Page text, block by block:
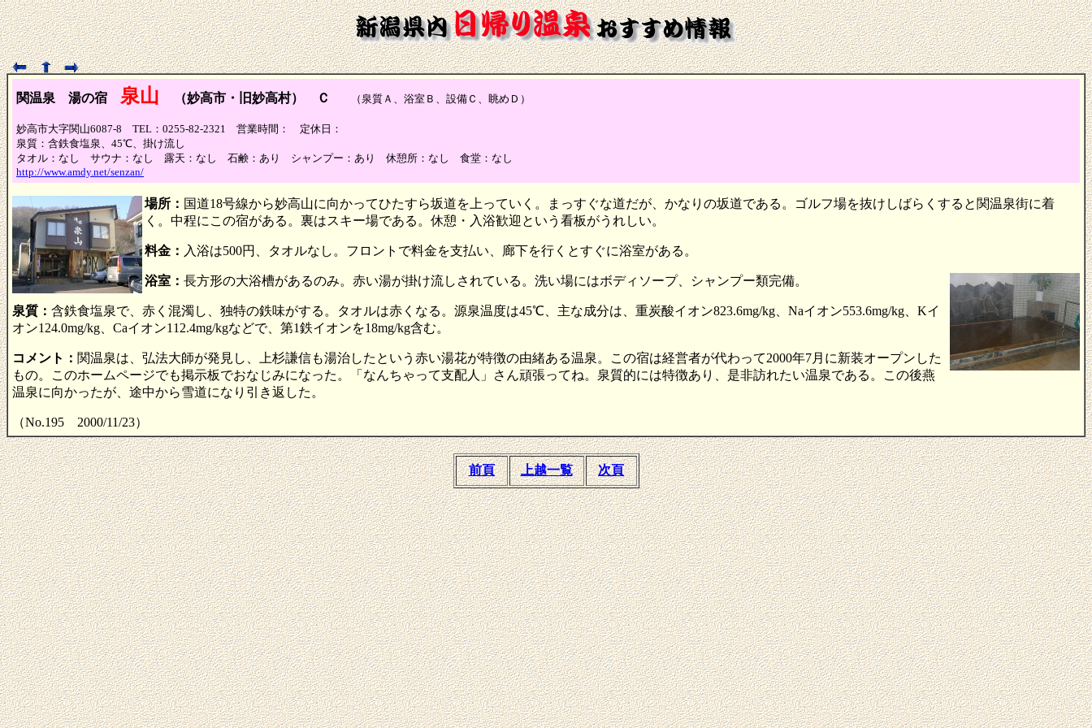
関温泉 湯の宿 泉山 （妙高市・旧妙高村） Ｃ （泉質Ａ、浴室Ｂ、設備Ｃ、眺めＤ）
妙高市大字関山6087-8 TEL：0255-82-2321 営業時間： 定休日：
泉質：含鉄食塩泉、45℃、掛け流し
タオル：なし サウナ：なし 露天：なし 石鹸：あり シャンプー：あり 休憩所：なし 食堂：なし
http://www.amdy.net/senzan/
場所： 国道18号線から妙高山に向かってひたすら坂道を上っていく。まっすぐな道だが、かなりの坂道である。ゴルフ場を抜けしばらくすると関温泉街に着
く。中程にこの宿がある。裏はスキー場である。休憩・入浴歓迎という看板がうれしい。
料金： 入浴は500円、タオルなし。フロントで料金を支払い、廊下を行くとすぐに浴室がある。
浴室： 長方形の大浴槽があるのみ。赤い湯が掛け流しされている。洗い場にはボディソープ、シャンプー類完備。
泉質： 含鉄食塩泉で、赤く混濁し、独特の鉄味がする。タオルは赤くなる。源泉温度は45℃、主な成分は、重炭酸イオン823.6mg/kg、Naイオン553.6mg/kg、Kイ
オン124.0mg/kg、Caイオン112.4mg/kgなどで、第1鉄イオンを18mg/kg含む。
コメント： 関温泉は、弘法大師が発見し、上杉謙信も湯治したという赤い湯花が特徴の由緒ある温泉。この宿は経営者が代わって2000年7月に新装オープンした
もの。このホームページでも掲示板でおなじみになった。「なんちゃって支配人」さん頑張ってね。泉質的には特徴あり、是非訪れたい温泉である。この後燕
温泉に向かったが、途中から雪道になり引き返した。
（No.195 2000/11/23）
前頁 上越一覧 次頁